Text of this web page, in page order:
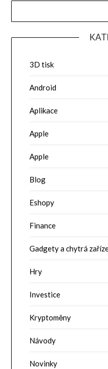
3D tisk
Android
Aplikace
Apple
Apple
Blog
Eshopy
Finance
Gadgety a chytrá
Hry
Investice
Kryptoměny
Návody
Novinky